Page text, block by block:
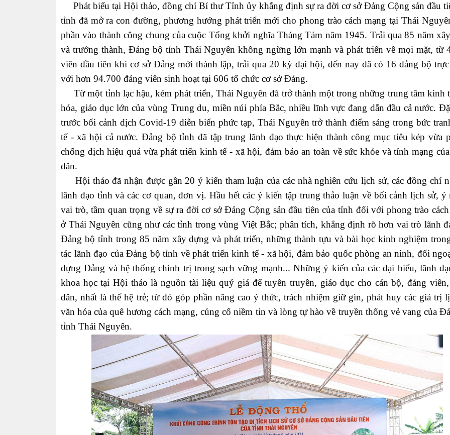
Phát biểu tại Hội thảo, đồng chí Bí thư Tỉnh ủy khẳng định sự ra đời cơ sở Đảng Cộng sản đầu
tỉnh đã mở ra con đường, phương hướng phát triển mới cho phong trào cách mạng tại Thái
phần vào thành công chung của cuộc Tổng khởi nghĩa Tháng Tám năm 1945. Trải qua 85 năm
và trưởng thành, Đảng bộ tỉnh Thái Nguyên không ngừng lớn mạnh và phát triển về mọi mặt, từ
viên đầu tiên khi cơ sở Đảng mới thành lập, trải qua 20 kỳ đại hội, đến nay đã có 16 đảng bộ
với hơn 94.700 đảng viên sinh hoạt tại 606 tổ chức cơ sở Đảng.
Từ một tỉnh lạc hậu, kém phát triển, Thái Nguyên đã trở thành một trong những trung tâm kinh
hóa, giáo dục lớn của vùng Trung du, miền núi phía Bắc, nhiều lĩnh vực đang dẫn đầu cả nước.
trước bối cảnh dịch Covid-19 diễn biến phức tạp, Thái Nguyên trở thành điểm sáng trong bức
tế - xã hội cả nước. Đảng bộ tỉnh đã tập trung lãnh đạo thực hiện thành công mục tiêu kép vừa
chống dịch hiệu quả vừa phát triển kinh tế - xã hội, đảm bảo an toàn về sức khỏe và tính mạng
dân.
Hội thảo đã nhận được gần 20 ý kiến tham luận của các nhà nghiên cứu lịch sử, các đồng chí
lãnh đạo tỉnh và các cơ quan, đơn vị. Hầu hết các ý kiến tập trung thảo luận về bối cảnh lịch sử, ý
vai trò, tầm quan trọng về sự ra đời cơ sở Đảng Cộng sản đầu tiên của tỉnh đối với phong trào
ở Thái Nguyên cũng như các tỉnh trong vùng Việt Bắc; phân tích, khẳng định rõ hơn vai trò lãnh
Đảng bộ tỉnh trong 85 năm xây dựng và phát triển, những thành tựu và bài học kinh nghiệm
tác lãnh đạo của Đảng bộ tỉnh về phát triển kinh tế - xã hội, đảm bảo quốc phòng an ninh, đối
dựng Đảng và hệ thống chính trị trong sạch vững mạnh... Những ý kiến của các đại biểu, lãnh
khoa học tại Hội thảo là nguồn tài liệu quý giá để tuyên truyền, giáo dục cho cán bộ, đảng
dân, nhất là thế hệ trẻ; từ đó góp phần nâng cao ý thức, trách nhiệm giữ gìn, phát huy các giá trị
văn hóa của quê hương cách mạng, củng cố niềm tin và lòng tự hào về truyền thống vẻ vang của
tỉnh Thái Nguyên.